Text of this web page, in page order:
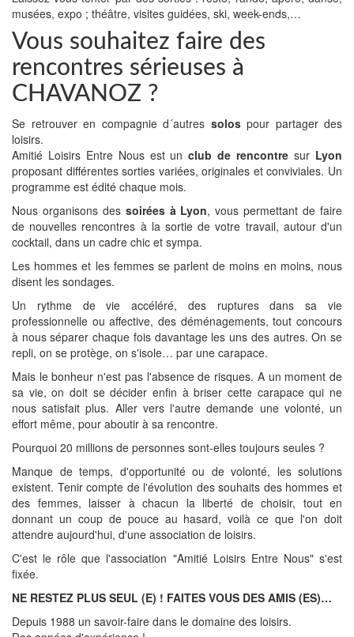
musées, expo ; théâtre, visites guidées, ski, week-ends,…
Vous souhaitez faire des
rencontres sérieuses à
CHAVANOZ ?
Se retrouver en compagnie d´autres solospour partager des
loisirs.
Amitié Loisirs Entre Nous est unclub de rencontre sur Lyon
proposant différentes sorties variées, originales et conviviales. Un
programme est édité chaque mois.
Nous organisons des soirées à Lyon, vous permettant de faire
de nouvelles rencontres à la sortie de votre travail, autour d'un
cocktail, dans un cadre chic et sympa.
Les hommes et les femmes se parlent de moins en moins, nous
disent les sondages.
Un rythme de vie accéléré, des ruptures dans sa vie
professionnelle ou affective, des déménagements, tout concours
à nous séparer chaque fois davantage les uns des autres. On se
repli, on se protège, on s'isole… par une carapace.
Mais le bonheur n'est pas l'absence de risques. A un moment de
sa vie, on doit se décider enfin à briser cette carapace qui ne
nous satisfait plus. Aller vers l'autre demande une volonté, un
effort même, pour aboutir à sa rencontre.
Pourquoi 20 millions de personnes sont-elles toujours seules ?
Manque de temps, d'opportunité ou de volonté, les solutions
existent. Tenir compte de l'évolution des souhaits des hommes et
des femmes, laisser à chacun la liberté de choisir, tout en
donnant un coup de pouce au hasard, voilà ce que l'on doit
attendre aujourd'hui, d'une association de loisirs.
C'est le rôle que l'association "Amitié Loisirs Entre Nous" s'est
fixée.
NE RESTEZ PLUS SEUL (E) ! FAITES VOUS DES AMIS (ES)…
Depuis 1988 un savoir-faire dans le domaine des loisirs.